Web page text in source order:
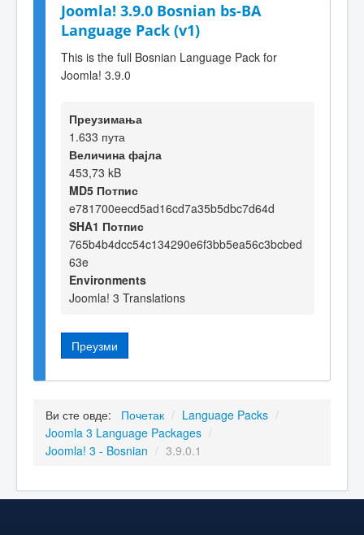
Joomla! 3.9.0 Bosnian bs-BA
Language Pack (v1)
This is the full Bosnian Language Pack for
Joomla! 3.9.0
Преузимања
1.633 пута
Величина фајла
453,73 kB
MD5 Потпис
e781700eecd5ad16cd7a35b5dbc7d64d
SHA1 Потпис
765b4b4dcc54c134290e6f3bb5ea56c3bcbed
63e
Environments
Joomla! 3 Translations
Преузми
Ви сте овде: Почетак / Language Packs /
Joomla 3 Language Packages /
Joomla! 3 - Bosnian / 3.9.0.1